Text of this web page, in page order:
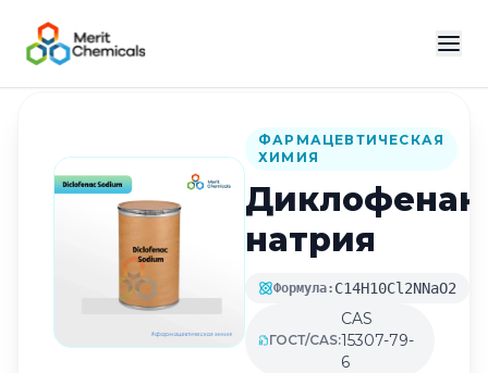
Назад в каталог
ФАРМАЦЕВТИЧЕСКАЯ
ХИМИЯ
Диклофенак
натрия
Формула: C14H10Cl2NNaO2
ГОСТ/CAS:
CAS
15307-79-
6